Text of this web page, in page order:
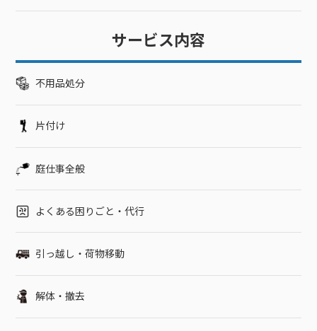
サービス内容
不用品処分
片付け
庭仕事全般
よくある困りごと・代行
引っ越し・荷物移動
解体・撤去